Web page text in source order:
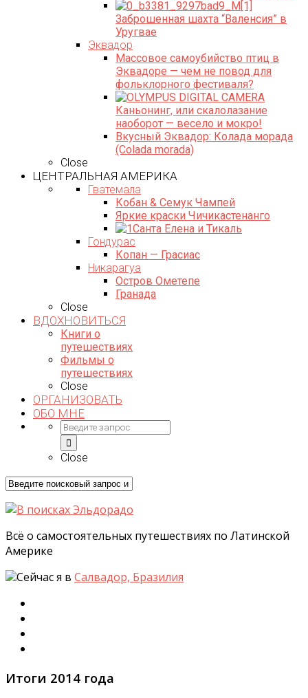
Заброшенная шахта “Валенсия” в
Уругваe
Эквадор
Массовое самоубийство птиц в
Эквадоре — чем не повод для
фольклорного фестиваля?
Каньонинг, или скалолазание
наоборот — весело и мокро!
Вкусный Эквадор: Колада морада
(Colada morada)
Close
ЦЕНТРАЛЬНАЯ АМЕРИКА
Гватемала
Кобан & Семук Чампей
Яркие краски Чичикастенанго
Санта Елена и Тикаль
Гондурас
Копан — Грасиас
Никарагуа
Остров Ометепе
Гранада
Close
ВДОХНОВИТЬСЯ
Книги о
путешествиях
Фильмы о
путешествиях
Close
ОРГАНИЗОВАТЬ
ОБО МНЕ
Close
Всё о самостоятельных путешествиях по Латинской
Америке
Сейчас я в Салвадор, Бразилия
Итоги 2014 года